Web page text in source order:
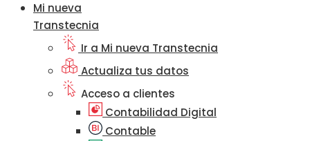
Mi nueva
Transtecnia
Ir a Mi nueva Transtecnia
Actualiza tus datos
Acceso a clientes
Contabilidad Digital
Contable